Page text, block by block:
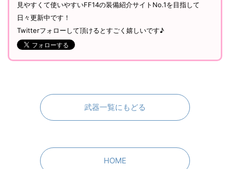
見やすくて使いやすいFF14の装備紹介サイトNo.1を目指して
日々更新中です！
Twitterフォローして頂けるとすごく嬉しいです♪
武器一覧にもどる
HOME